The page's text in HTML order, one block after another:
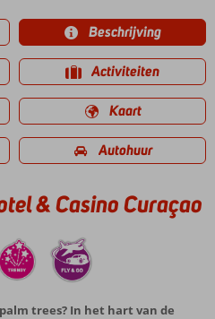
Beschrijving
Activiteiten
Kaart
Autohuur
& Casino Curaçao
trees? In het hart van de